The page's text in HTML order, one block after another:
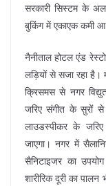
सरकारी सिस्टम के
बुकिंग में एकाएक कमी
नैनीताल होटल एंड
लड़ियों से सजा रहा है।
क्रिसमस से नगर
जरिए संगीत के सुरों से
लाउडस्पीकर के
जाएगा। नगर में
सैनिटाइजर का
शारीरिक दूरी का